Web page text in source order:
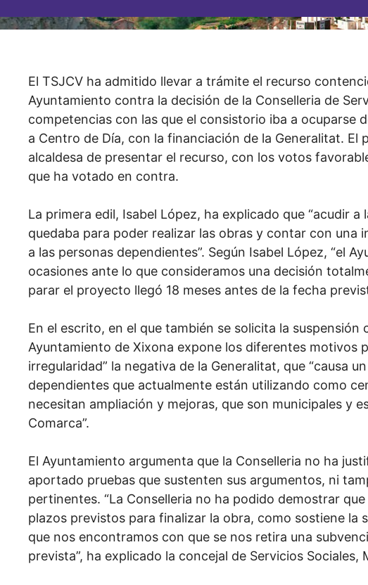
El TSJCV ha admitido llevar a trámite el recurso
Ayuntamiento contra la decisión de la Conselleria de
competencias con las que el consistorio iba a ocuparse
a Centro de Día, con la financiación de la Generalitat. El
alcaldesa de presentar el recurso, con los votos
que ha votado en contra.
La primera edil, Isabel López, ha explicado que “acudir
quedaba para poder realizar las obras y contar con una
a las personas dependientes”. Según Isabel López, “el
ocasiones ante lo que consideramos una decisión
parar el proyecto llegó 18 meses antes de la fecha
En el escrito, en el que también se solicita la suspensión
Ayuntamiento de Xixona expone los diferentes motivos
irregularidad” la negativa de la Generalitat, que “causa
dependientes que actualmente están utilizando como
necesitan ampliación y mejoras, que son municipales y
Comarca”.
El Ayuntamiento argumenta que la Conselleria no ha
aportado pruebas que sustenten sus argumentos, ni
pertinentes. “La Conselleria no ha podido demostrar
plazos previstos para finalizar la obra, como sostiene la
que nos encontramos con que se nos retira una
prevista”, ha explicado la concejal de Servicios Sociales,